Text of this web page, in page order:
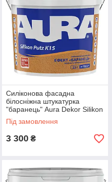
Силіконова фасадна
білосніжна штукатурка
"баранець" Aura Dekor Silikon
Putz К15 New Formula,
1,5мм, 25 кг
Під замовлення
3 300 ₴